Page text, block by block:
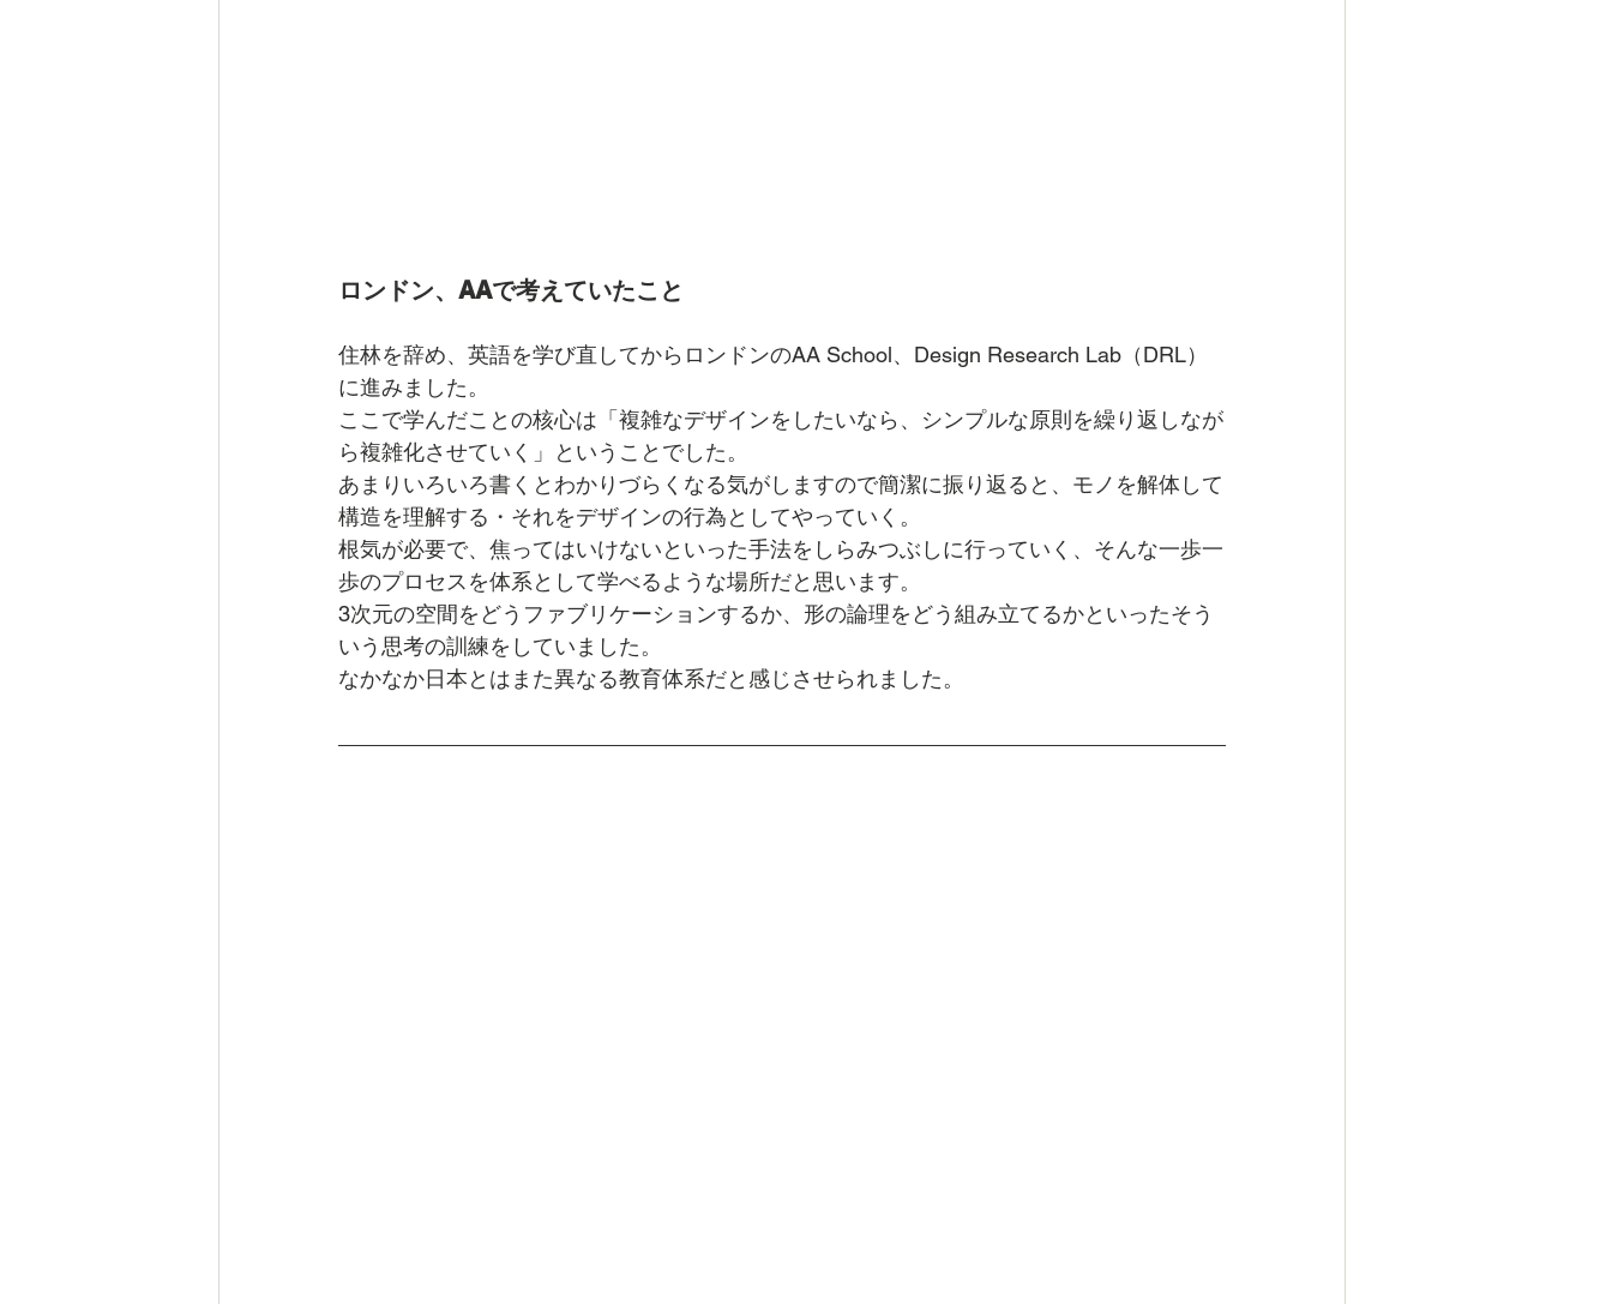
ロンドン、AAで考えていたこと
住林を辞め、英語を学び直してからロンドンのAA School、Design Research Lab（DRL）
に進みました。
ここで学んだことの核心は「複雑なデザインをしたいなら、シンプルな原則を繰り返しなが
ら複雑化させていく」ということでした。
あまりいろいろ書くとわかりづらくなる気がしますので簡潔に振り返ると、モノを解体して
構造を理解する・それをデザインの行為としてやっていく。
根気が必要で、焦ってはいけないといった手法をしらみつぶしに行っていく、そんな一歩一
歩のプロセスを体系として学べるような場所だと思います。
3次元の空間をどうファブリケーションするか、形の論理をどう組み立てるかといったそう
いう思考の訓練をしていました。
なかなか日本とはまた異なる教育体系だと感じさせられました。